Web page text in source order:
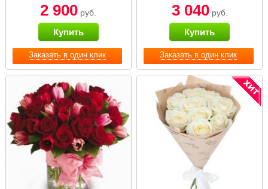
Заказать в один клик
2 900 руб.
Купить
Заказать в один клик
3 040руб.
Купить